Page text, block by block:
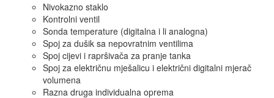
Nivokazno staklo
Kontrolni ventil
Sonda temperature (digitalna i li analogna)
Spoj za dušik sa nepovratnim ventilima
Spoj cijevi i rapršivača za pranje tanka
Spoj za električnu mješalicu i električni digitalni mjerač
volumena
Razna druga individualna oprema